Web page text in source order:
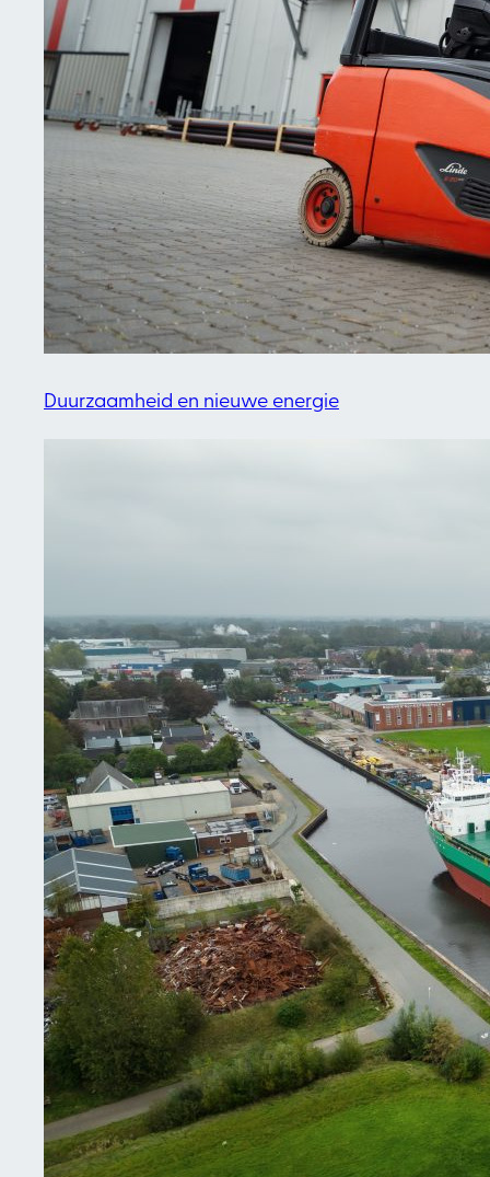
Duurzaamheid en nieuwe energie